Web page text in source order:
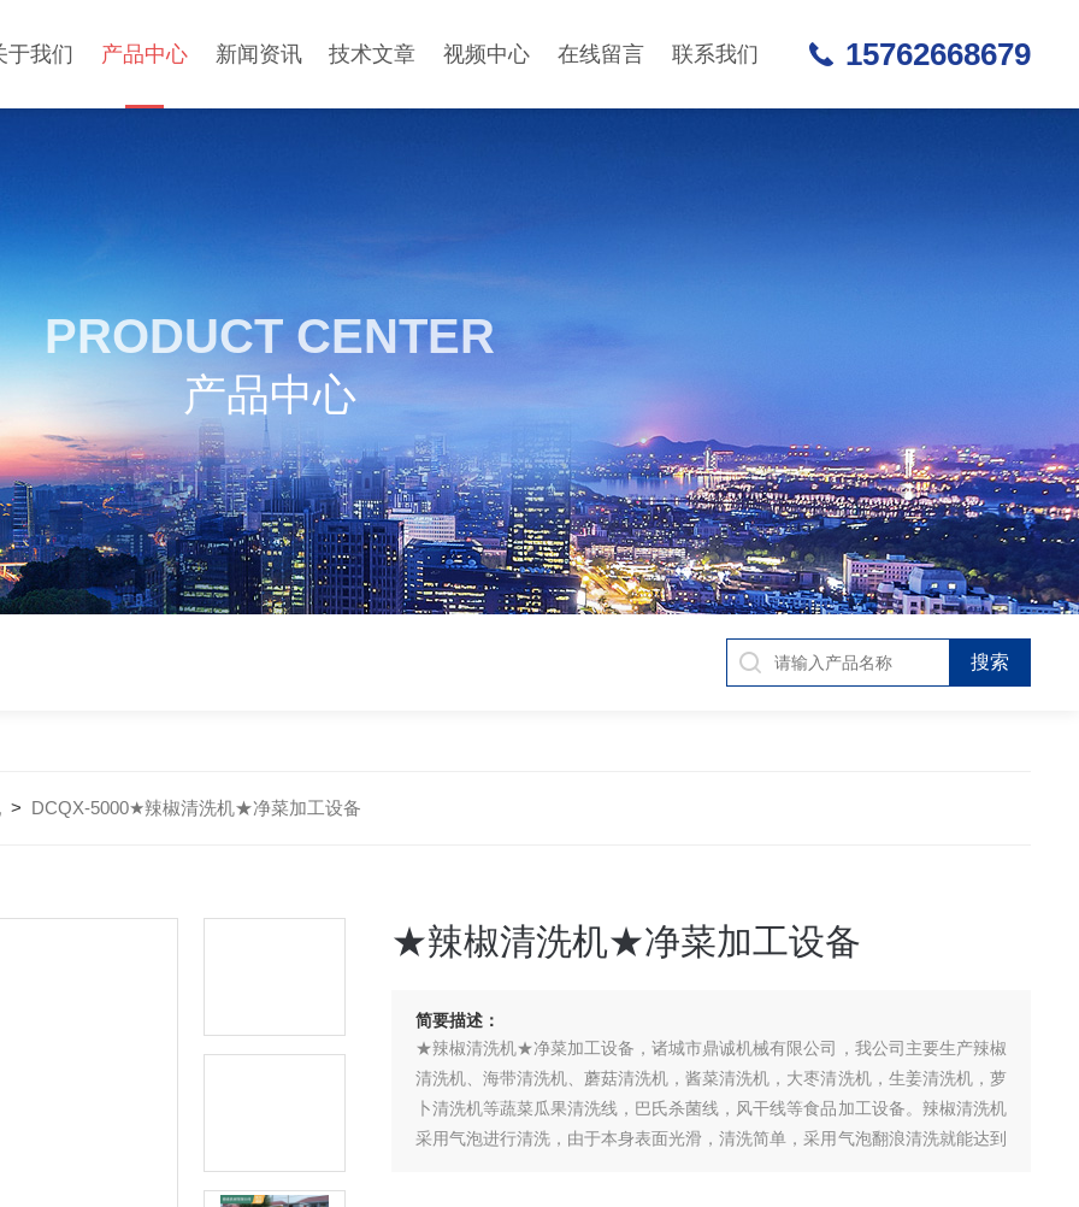
于我们 产品中心 新闻资讯 技术文章 视频中心 在线留言 联系我们 15762668679
PRODUCT CENTER
产品中心
> DCQX-5000★辣椒清洗机★净菜加工设备
★辣椒清洗机★净菜加工设备
简要描述：
★辣椒清洗机★净菜加工设备，诸城市鼎诚机械有限公司，我公司主要生产辣椒
清洗机、海带清洗机、蘑菇清洗机，酱菜清洗机，大枣清洗机，生姜清洗机，萝
卜清洗机等蔬菜瓜果清洗线，巴氏杀菌线，风干线等食品加工设备。辣椒清洗机
采用气泡进行清洗，由于本身表面光滑，清洗简单，采用气泡翻浪清洗就能达到